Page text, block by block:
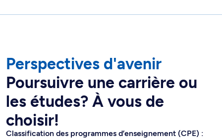
Perspectives d'avenir
Poursuivre une carrière ou
les études? À vous de
choisir!
Classification des programmes d’enseignement (CPE) :